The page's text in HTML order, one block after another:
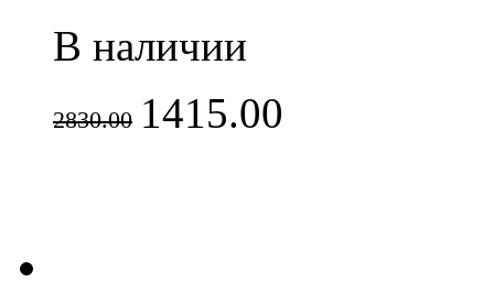
В наличии
2830.00 1415.00